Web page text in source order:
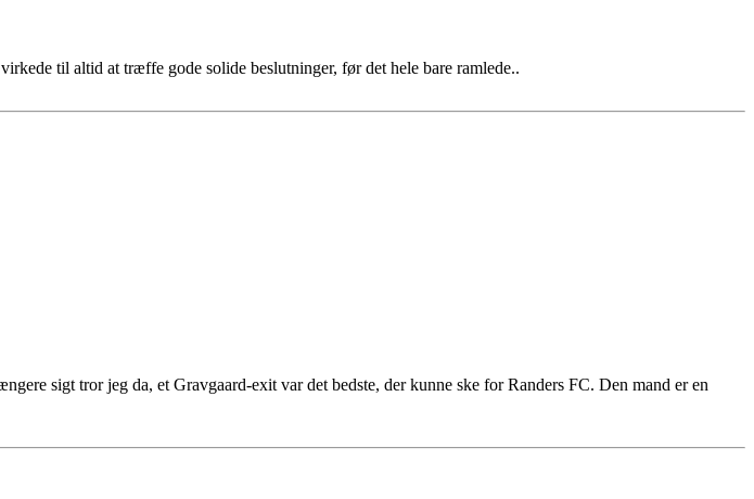
til altid at træffe gode solide beslutninger, før det hele bare ramlede..
sigt tror jeg da, et Gravgaard-exit var det bedste, der kunne ske for Randers FC. Den mand er en